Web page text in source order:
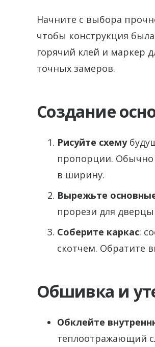
Начните с выбора
чтобы конструкция
горячий клей и маркер
точных замеров.
Создание
Рисуйте схему
пропорции. Обычно
в ширину.
Вырежьте
прорези для
Соберите каркас:
скотчем. Обратите
Обшивка и
Обклейте
теплоотражающий